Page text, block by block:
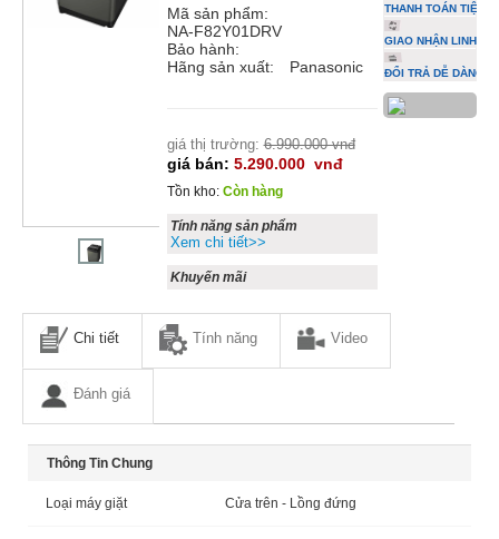
Mã sản phẩm:
NA-F82Y01DRV
Bảo hành:
Hãng sản xuất:
Panasonic
giá thị trường:6.990.000 vnđ
giá bán: 5.290.000 vnđ
Tồn kho: Còn hàng
Tính năng sản phẩm
Xem chi tiết>>
Khuyến mãi
THANH TOÁN TIỆN
GIAO NHẬN LINH
ĐỔI TRẢ DỄ DÀNG
Chi tiết Tính năng Video
Đánh giá
Thông Tin Chung
Loại máy giặt Cửa trên - Lồng đứng